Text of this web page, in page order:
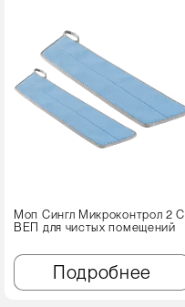
Моп Сингл Микроконтрол 2 С
ВЕП для чистых помещений
Подробнее